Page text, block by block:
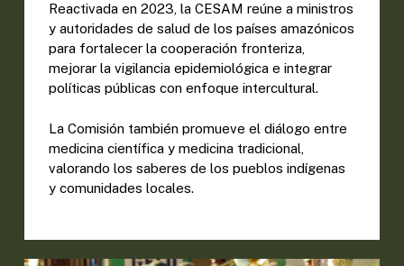
Reactivada en 2023, la CESAM reúne a ministros
y autoridades de salud de los países amazónicos
para fortalecer la cooperación fronteriza,
mejorar la vigilancia epidemiológica e integrar
políticas públicas con enfoque intercultural.
La Comisión también promueve el diálogo entre
medicina científica y medicina tradicional,
valorando los saberes de los pueblos indígenas
y comunidades locales.